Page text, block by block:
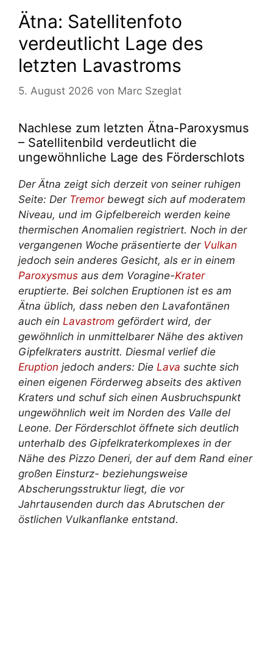
Ätna: Satellitenfoto
verdeutlicht Lage des
letzten Lavastroms
5. August 2026 von Marc Szeglat
Nachlese zum letzten Ätna-Paroxysmus
– Satellitenbild verdeutlicht die
ungewöhnliche Lage des Förderschlots
Der Ätna zeigt sich derzeit von seiner ruhigen
Seite: Der Tremorbewegt sich auf moderatem
Niveau, und im Gipfelbereich werden keine
thermischen Anomalien registriert. Noch in der
vergangenen Woche präsentierte der Vulkan
jedoch sein anderes Gesicht, als er in einem
Paroxysmus aus dem Voragine-Krater
eruptierte. Bei solchen Eruptionen ist es am
Ätna üblich, dass neben den Lavafontänen
auch ein Lavastrom gefördert wird, der
gewöhnlich in unmittelbarer Nähe des aktiven
Gipfelkraters austritt. Diesmal verlief die
Eruption jedoch anders: Die Lava suchte sich
einen eigenen Förderweg abseits des aktiven
Kraters und schuf sich einen Ausbruchspunkt
ungewöhnlich weit im Norden des Valle del
Leone. Der Förderschlot öffnete sich deutlich
unterhalb des Gipfelkraterkomplexes in der
Nähe des Pizzo Deneri, der auf dem Rand einer
großen Einsturz- beziehungsweise
Abscherungsstruktur liegt, die vor
Jahrtausenden durch das Abrutschen der
östlichen Vulkanflanke entstand.